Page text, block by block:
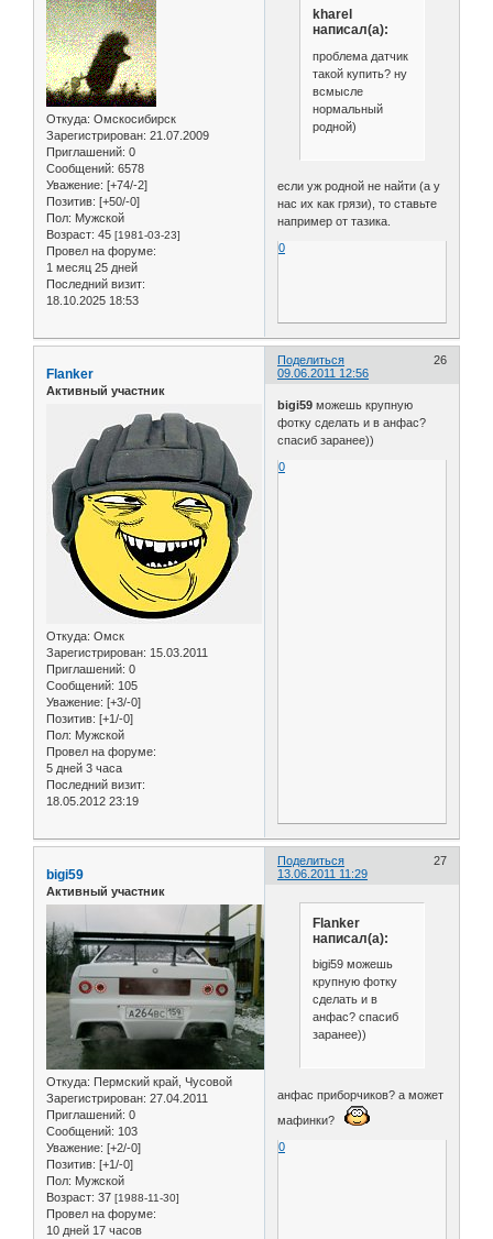
Откуда: Омскосибирск
Зарегистрирован: 21.07.2009
Приглашений: 0
Сообщений: 6578
Уважение: [+74/-2]
Позитив: [+50/-0]
Пол: Мужской
Возраст: 45 [1981-03-23]
Провел на форуме:
1 месяц 25 дней
Последний визит:
18.10.2025 18:53
kharel
написал(а):
проблема датчик
такой купить? ну
всмысле
нормальный
родной)
если уж родной не найти (а у
нас их как грязи), то ставьте
например от тазика.
0
Поделиться
26
09.06.2011 12:56
Flanker
Активный участник
Откуда: Омск
Зарегистрирован: 15.03.2011
Приглашений: 0
Сообщений: 105
Уважение: [+3/-0]
Позитив: [+1/-0]
Пол: Мужской
Провел на форуме:
5 дней 3 часа
Последний визит:
18.05.2012 23:19
bigi59 можешь крупную
фотку сделать и в анфас?
спасиб заранее))
0
Поделиться
27
13.06.2011 11:29
bigi59
Активный участник
Откуда: Пермский край, Чусовой
Зарегистрирован: 27.04.2011
Приглашений: 0
Сообщений: 103
Уважение: [+2/-0]
Позитив: [+1/-0]
Пол: Мужской
Возраст: 37 [1988-11-30]
Провел на форуме:
10 дней 17 часов
Flanker
написал(а):
bigi59 можешь
крупную фотку
сделать и в
анфас? спасиб
заранее))
анфас приборчиков? а может
мафинки?
0